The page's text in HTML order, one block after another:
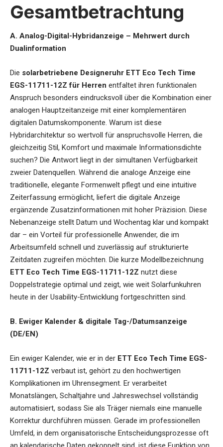
Gesamtbetrachtung
A. Analog-Digital-Hybridanzeige – Mehrwert durch
Dualinformation
Die solarbetriebene Designeruhr ETT Eco Tech Time
EGS-11711-12Z für Herren entfaltet ihren funktionalen
Anspruch besonders eindrucksvoll über die Kombination einer
analogen Hauptzeitanzeige mit einer komplementären
digitalen Datumskomponente. Warum ist diese
Hybridarchitektur so wertvoll für anspruchsvolle Herren, die
gleichzeitig Stil, Komfort und maximale Informationsdichte
suchen? Die Antwort liegt in der simultanen Verfügbarkeit
zweier Datenquellen. Während die analoge Anzeige eine
traditionelle, elegante Formenwelt pflegt und eine intuitive
Zeiterfassung ermöglicht, liefert die digitale Anzeige
ergänzende Zusatzinformationen mit hoher Präzision. Diese
Nebenanzeige stellt Datum und Wochentag klar und kompakt
dar – ein Vorteil für professionelle Anwender, die im
Arbeitsumfeld schnell und zuverlässig auf strukturierte
Zeitdaten zugreifen möchten. Die kurze Modellbezeichnung
ETT Eco Tech Time EGS-11711-12Z nutzt diese
Doppelstrategie optimal und zeigt, wie weit Solarfunkuhren
heute in der Usability-Entwicklung fortgeschritten sind.
B. Ewiger Kalender & digitale Tag-/Datumsanzeige
(DE/EN)
Ein ewiger Kalender, wie er in der ETT Eco Tech Time EGS-
11711-12Z verbaut ist, gehört zu den hochwertigen
Komplikationen im Uhrensegment. Er verarbeitet
Monatslängen, Schaltjahre und Jahreswechsel vollständig
automatisiert, sodass Sie als Träger niemals eine manuelle
Korrektur durchführen müssen. Gerade im professionellen
Umfeld, in dem organisatorische Entscheidungsprozesse oft